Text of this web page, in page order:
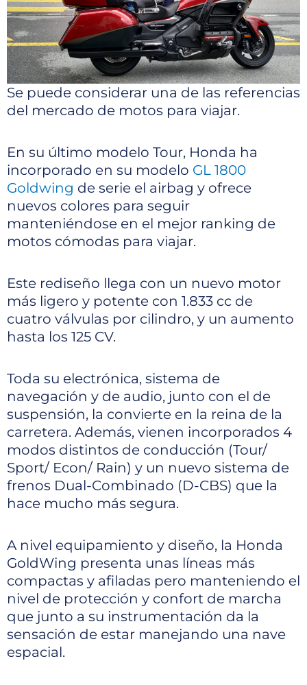
Se puede considerar una de las referencias
del mercado de motos para viajar.
En su último modelo Tour, Honda ha
incorporado en su modelo GL 1800
Goldwing de serie el airbag y ofrece
nuevos colores para seguir
manteniéndose en el mejor ranking de
motos cómodas para viajar.
Este rediseño llega con un nuevo motor
más ligero y potente con 1.833 cc de
cuatro válvulas por cilindro, y un aumento
hasta los 125 CV.
Toda su electrónica, sistema de
navegación y de audio, junto con el de
suspensión, la convierte en la reina de la
carretera. Además, vienen incorporados 4
modos distintos de conducción (Tour/
Sport/ Econ/ Rain) y un nuevo sistema de
frenos Dual-Combinado (D-CBS) que la
hace mucho más segura.
A nivel equipamiento y diseño, la Honda
GoldWing presenta unas líneas más
compactas y afiladas pero manteniendo el
nivel de protección y confort de marcha
que junto a su instrumentación da la
sensación de estar manejando una nave
espacial.